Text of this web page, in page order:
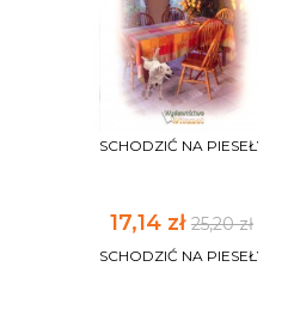
SCHODZIĆ NA PIESEŁY
17,14 zł 25,20 zł
SCHODZIĆ NA PIESEŁY